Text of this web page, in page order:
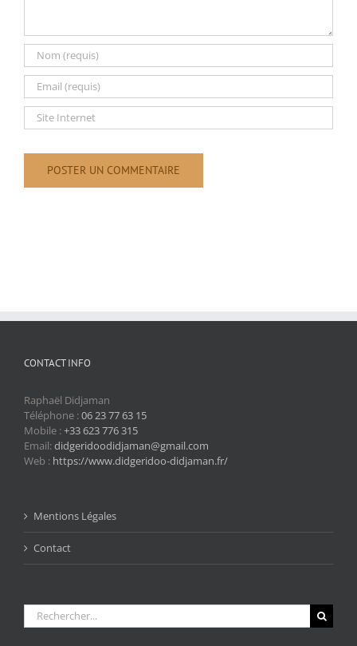
CONTACT INFO
Raphaël Didjaman
Téléphone :06 23 77 63 15
Mobile :+33 623 776 315
Email:didgeridoodidjaman@gmail.com
Web : https://www.didgeridoo-didjaman.fr/
Mentions Légales
Contact
Rechercher: